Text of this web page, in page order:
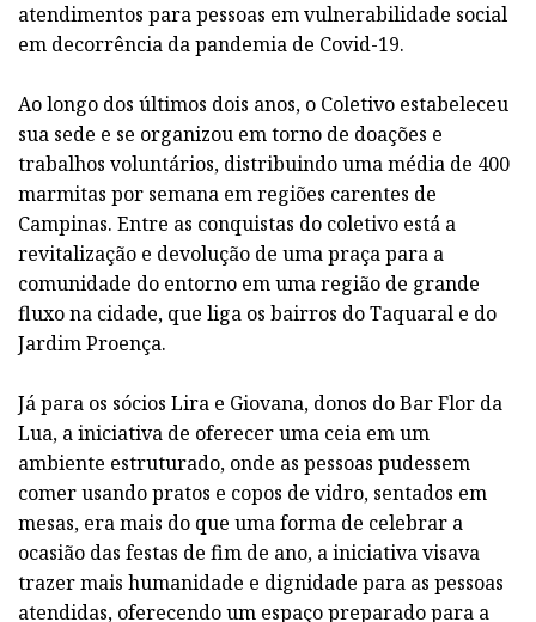
atendimentos para pessoas em vulnerabilidade social
em decorrência da pandemia de Covid-19.
Ao longo dos últimos dois anos, o Coletivo estabeleceu
sua sede e se organizou em torno de doações e
trabalhos voluntários, distribuindo uma média de 400
marmitas por semana em regiões carentes de
Campinas. Entre as conquistas do coletivo está a
revitalização e devolução de uma praça para a
comunidade do entorno em uma região de grande
fluxo na cidade, que liga os bairros do Taquaral e do
Jardim Proença.
Já para os sócios Lira e Giovana, donos do Bar Flor da
Lua, a iniciativa de oferecer uma ceia em um
ambiente estruturado, onde as pessoas pudessem
comer usando pratos e copos de vidro, sentados em
mesas, era mais do que uma forma de celebrar a
ocasião das festas de fim de ano, a iniciativa visava
trazer mais humanidade e dignidade para as pessoas
atendidas, oferecendo um espaço preparado para a